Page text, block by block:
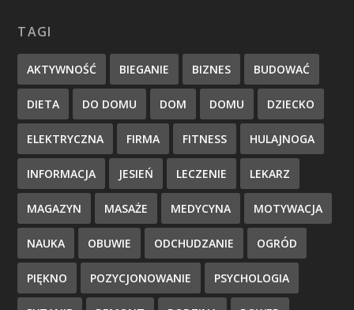
TAGI
AKTYWNOŚĆ BIEGANIE BIZNES BUDOWAĆ
DIETA DO DOMU DOM DOMU DZIECKO
ELEKTRYCZNA FIRMA FITNESS HULAJNOGA
INFORMACJA JESIEŃ LECZENIE LEKARZ
MAGAZYN MASAŻE MEDYCYNA MOTYWACJA
NAUKA OBUWIE ODCHUDZANIE OGRÓD
PIĘKNO POZYCJONOWANIE PSYCHOLOGIA